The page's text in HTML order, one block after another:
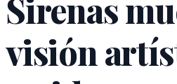
Sirenas
visión